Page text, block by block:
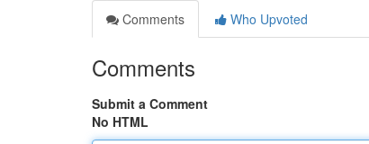
Comments
Who Upvoted
Comments
Submit a Comment
No HTML